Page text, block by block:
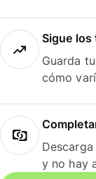
Sigue los
Guarda
cómo
y no hay